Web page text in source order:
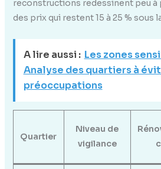
reconstructions redessinent peu à
des prix qui restent 15 à 25 % sous
A lire aussi : Les zones
Analyse des quartiers à
préoccupations
Quartier
Niveau de
vigilance